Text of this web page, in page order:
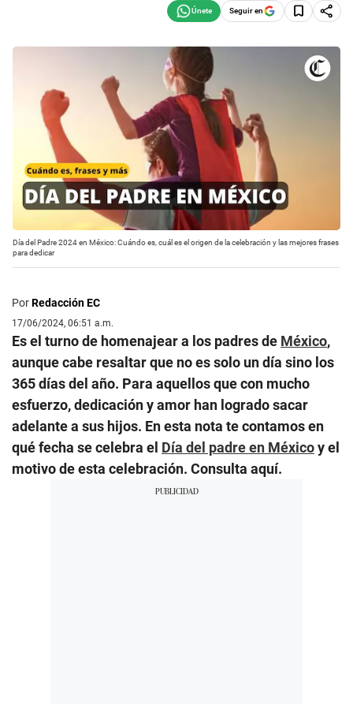
Seguir en
Día del Padre 2024 en México: Cuándo es, cuál es el origen de la celebración y las mejores frases
para dedicar
PorRedacción EC
17/06/2024, 06:51 a.m.
Es el turno de homenajear a los padres de México,
aunque cabe resaltar que no es solo un día sino los
365 días del año. Para aquellos que con mucho
esfuerzo, dedicación y amor han logrado sacar
adelante a sus hijos. En esta nota te contamos en
qué fecha se celebra el Día del padre en Méxicoy el
motivo de esta celebración. Consulta aquí.